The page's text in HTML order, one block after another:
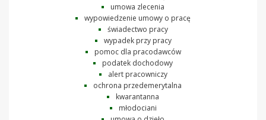
umowa zlecenia
wypowiedzenie umowy o pracę
świadectwo pracy
wypadek przy pracy
pomoc dla pracodawców
podatek dochodowy
alert pracowniczy
ochrona przedemerytalna
kwarantanna
młodociani